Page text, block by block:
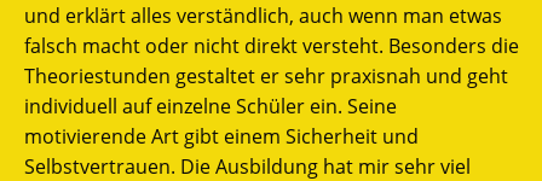
und erklärt alles verständlich, auch wenn man etwas
falsch macht oder nicht direkt versteht. Besonders die
Theoriestunden gestaltet er sehr praxisnah und geht
individuell auf einzelne Schüler ein. Seine
motivierende Art gibt einem Sicherheit und
Selbstvertrauen. Die Ausbildung hat mir sehr viel